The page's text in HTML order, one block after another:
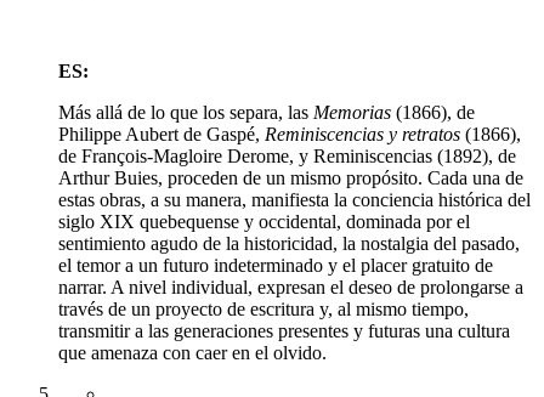
ES:
Más allá de lo que los separa, las Memorias (1866), de
Philippe Aubert de Gaspé, Reminiscencias y retratos (1866),
de François-Magloire Derome, y Reminiscencias (1892), de
Arthur Buies, proceden de un mismo propósito. Cada una de
estas obras, a su manera, manifiesta la conciencia histórica del
siglo XIX quebequense y occidental, dominada por el
sentimiento agudo de la historicidad, la nostalgia del pasado,
el temor a un futuro indeterminado y el placer gratuito de
narrar. A nivel individual, expresan el deseo de prolongarse a
través de un proyecto de escritura y, al mismo tiempo,
transmitir a las generaciones presentes y futuras una cultura
que amenaza con caer en el olvido.